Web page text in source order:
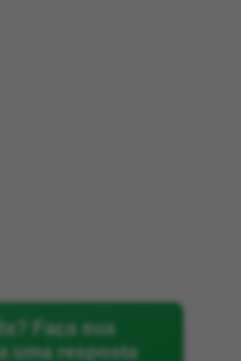
Faça sua
uma resposta